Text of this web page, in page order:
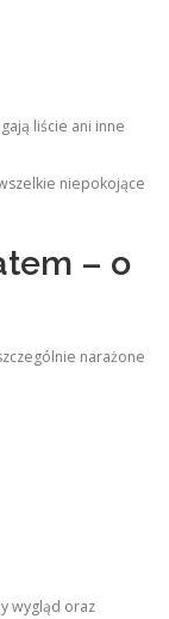
liście ani inne
niepokojące
– o
narażone
wygląd oraz